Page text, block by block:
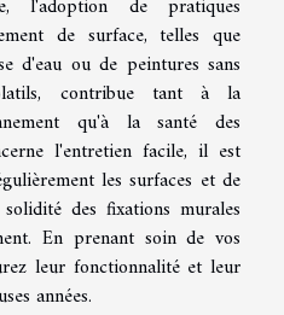
l'adoption de pratiques
de surface, telles que
d'eau ou de peintures sans
contribue tant à la
qu'à la santé des
l'entretien facile, il est
les surfaces et de
des fixations murales
En prenant soin de vos
leur fonctionnalité et leur
années.